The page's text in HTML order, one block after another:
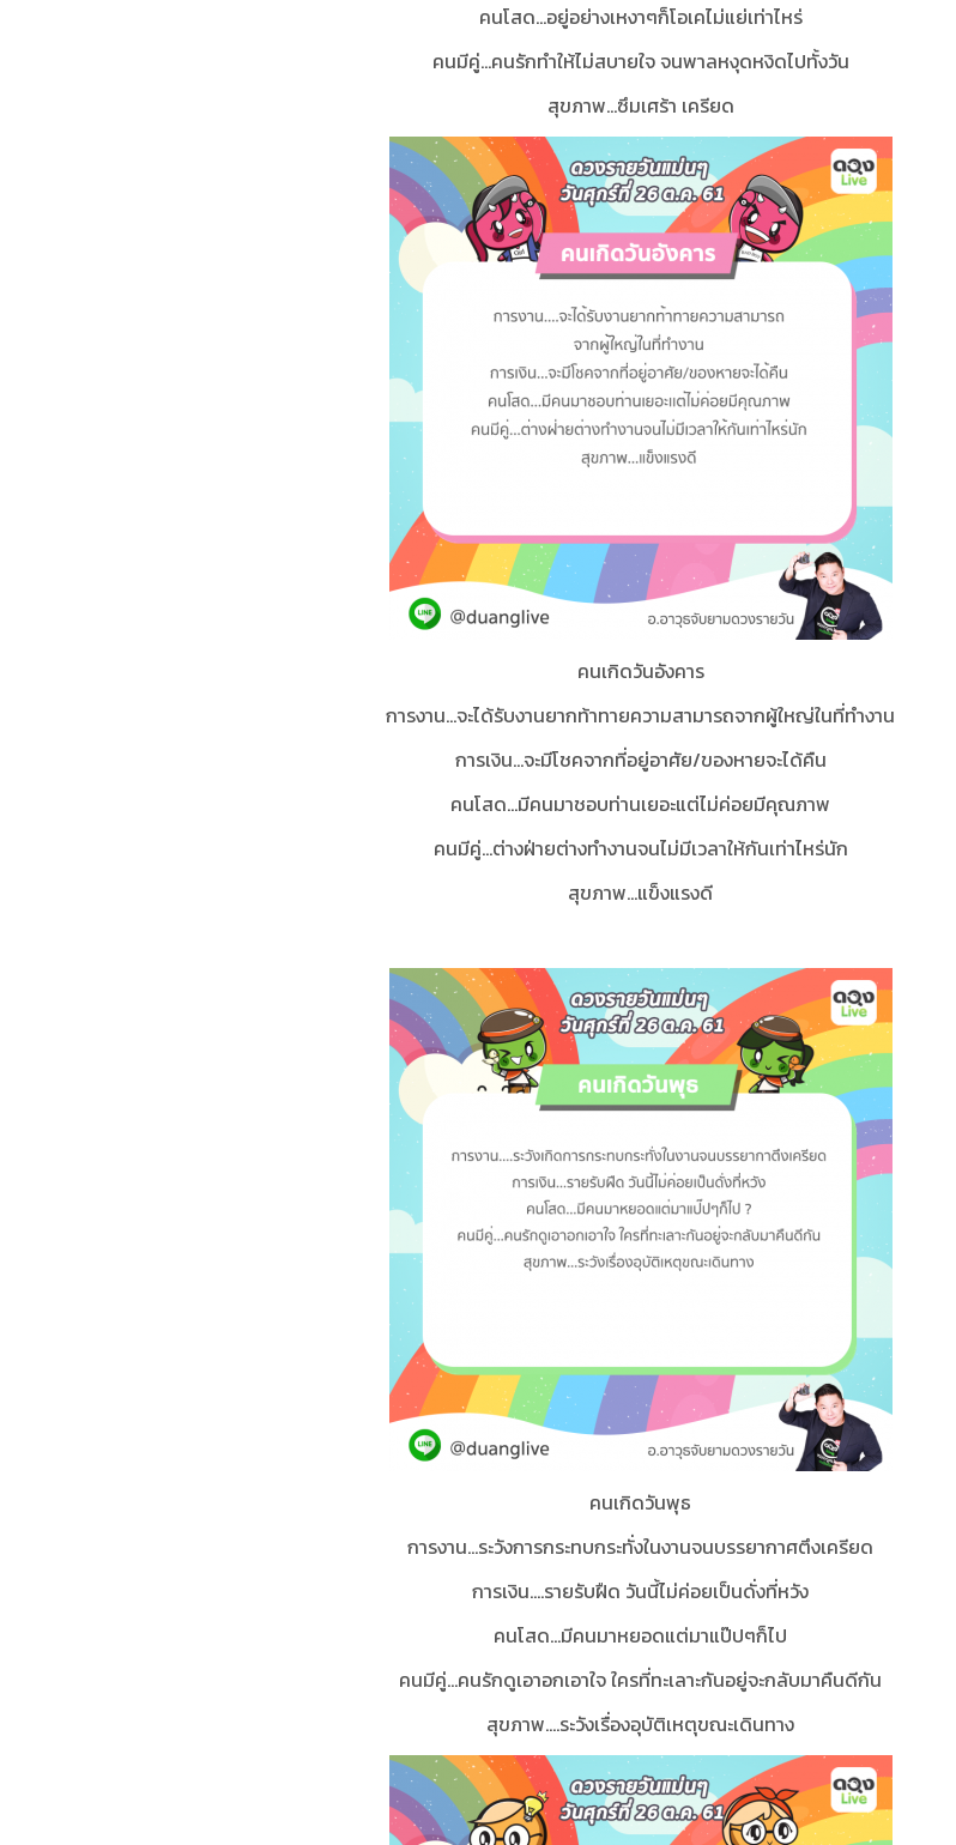
คนโสด...อยู่อย่างเหงาๆก็โอเคไม่แย่เท่าไหร่
คนมีคู่...คนรักทำให้ไม่สบายใจ จนพาลหงุดหงิดไปทั้งวัน
สุขภาพ...ซึมเศร้า เครียด
คนเกิดวันอังคาร
การงาน...จะได้รับงานยากท้าทายความสามารถจากผู้ใหญ่ในที่ทำงาน
การเงิน...จะมีโชคจากที่อยู่อาศัย/ของหายจะได้คืน
คนโสด...มีคนมาชอบท่านเยอะแต่ไม่ค่อยมีคุณภาพ
คนมีคู่...ต่างฝ่ายต่างทำงานจนไม่มีเวลาให้กันเท่าไหร่นัก
สุขภาพ...แข็งแรงดี
คนเกิดวันพุธ
การงาน...ระวังการกระทบกระทั่งในงานจนบรรยากาศตึงเครียด
การเงิน....รายรับฝืด วันนี้ไม่ค่อยเป็นดั่งที่หวัง
คนโสด...มีคนมาหยอดแต่มาแป๊ปๆก็ไป
คนมีคู่...คนรักดูเอาอกเอาใจ ใครที่ทะเลาะกันอยู่จะกลับมาคืนดีกัน
สุขภาพ....ระวังเรื่องอุบัติเหตุขณะเดินทาง